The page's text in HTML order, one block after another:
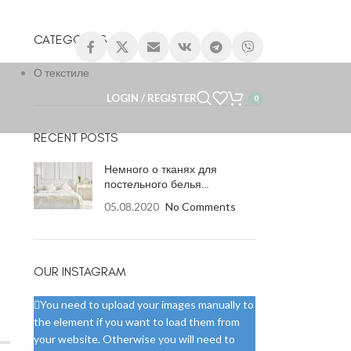
LOGIN / REGISTER 0
CATEGORIES
О текстиле
RECENT POSTS
Немного о тканях для
постельного белья…
05.08.2020 No Comments
OUR INSTAGRAM
You need to upload your images manually to
the element if you want to load them from
your website. Otherwise you will need to